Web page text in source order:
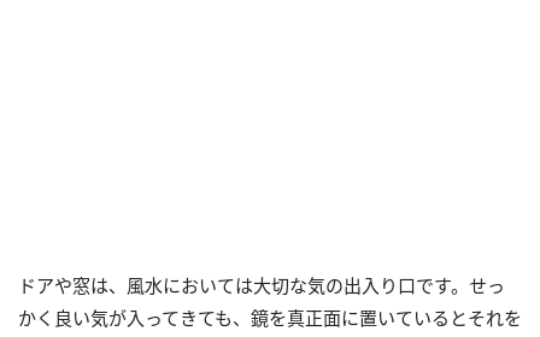
ドアや窓は、風水においては大切な気の出入り口です。せっ
かく良い気が入ってきても、鏡を真正面に置いているとそれを